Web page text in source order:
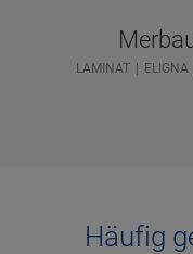
LAMINAT ELIGNA
Häufig